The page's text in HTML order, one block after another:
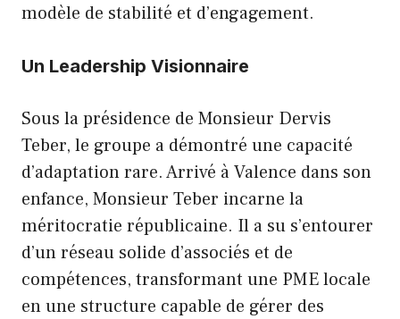
modèle de stabilité et d’engagement.
Un Leadership Visionnaire
Sous la présidence de Monsieur Dervis
Teber, le groupe a démontré une capacité
d’adaptation rare. Arrivé à Valence dans son
enfance, Monsieur Teber incarne la
méritocratie républicaine. Il a su s’entourer
d’un réseau solide d’associés et de
compétences, transformant une PME locale
en une structure capable de gérer des